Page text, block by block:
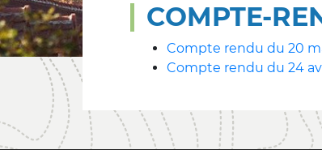
COMPTE-
Compte rendu du 20
Compte rendu du 24